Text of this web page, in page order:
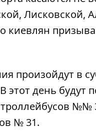
киевлян
произойдут в
этот день
троллейбусов №№
№ 31.